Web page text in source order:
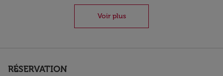
Voir plus
RÉSERVATION
keyboard_arrow_down